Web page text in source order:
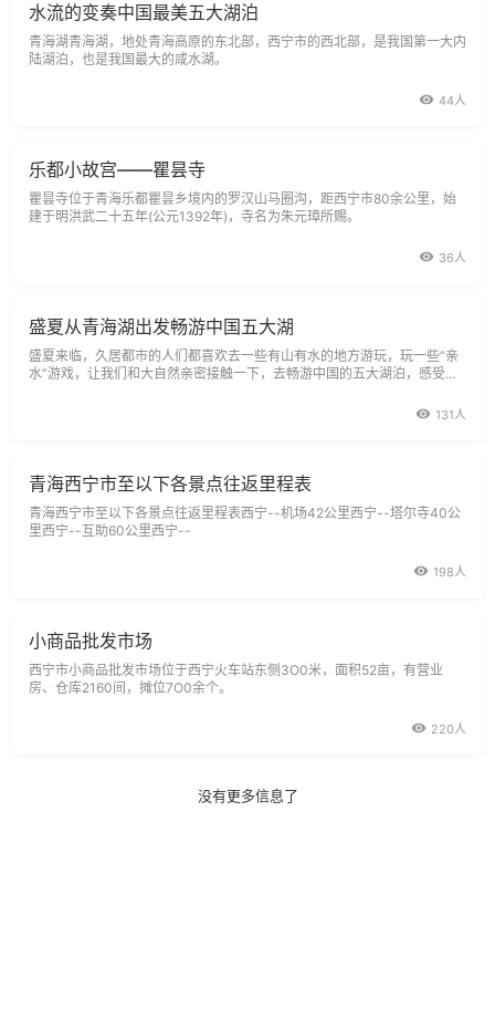
水流的变奏中国最美五大湖泊
青海湖青海湖，地处青海高原的东北部，西宁市的西北部，是我国第一大内
陆湖泊，也是我国最大的咸水湖。
44人
乐都小故宫——瞿昙寺
瞿昙寺位于青海乐都瞿昙乡境内的罗汉山马圈沟，距西宁市80余公里，始
建于明洪武二十五年(公元1392年)，寺名为朱元璋所赐。
36人
盛夏从青海湖出发畅游中国五大湖
盛夏来临，久居都市的人们都喜欢去一些有山有水的地方游玩，玩一些“亲
水”游戏，让我们和大自然亲密接触一下，去畅游中国的五大湖泊，感受清
131人
青海西宁市至以下各景点往返里程表
青海西宁市至以下各景点往返里程表西宁--机场42公里西宁--塔尔寺40公
里西宁--互助60公里西宁--
198人
小商品批发市场
西宁市小商品批发市场位于西宁火车站东侧3O0米，面积52亩，有营业
房、仓库2160间，摊位7O0余个。
220人
没有更多信息了